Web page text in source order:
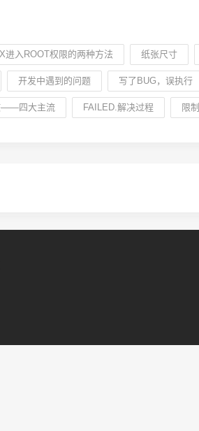
进入ROOT权限的两种方法 纸张尺寸
开发中遇到的问题 写了BUG，误执行
——四大主流 FAILED.解决过程 限